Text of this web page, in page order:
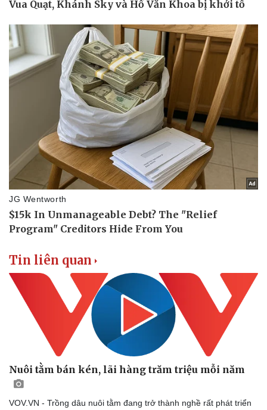
Cải chính
Tin liên quan
Nuôi tằm bán kén, lãi hàng trăm triệu mỗi năm
VOV.VN - Trồng dâu nuôi tằm đang trở thành nghề rất phát triển